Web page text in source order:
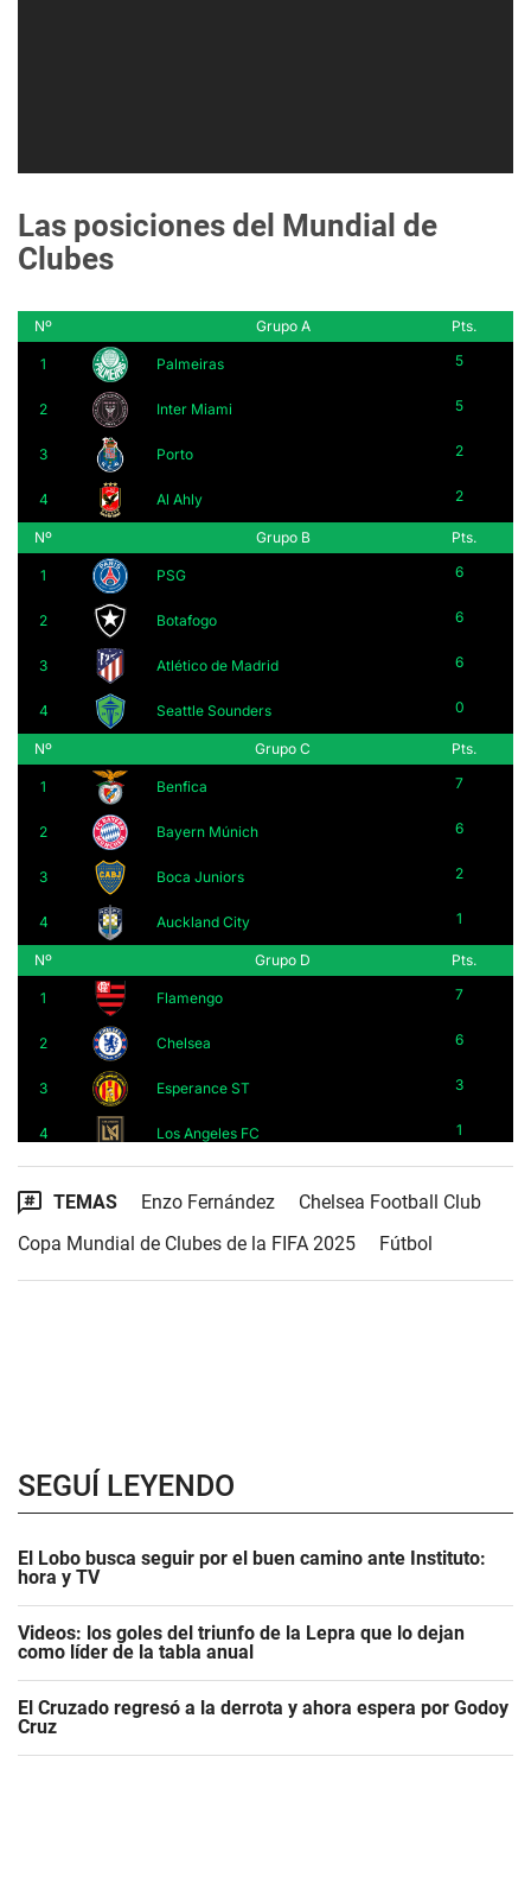
Las posiciones del Mundial de
Clubes
TEMAS Enzo Fernández
Chelsea Football Club
Copa Mundial de Clubes de la FIFA 2025
Fútbol
SEGUÍ LEYENDO
El Lobo busca seguir por el buen camino ante Instituto:
hora y TV
Videos: los goles del triunfo de la Lepra que lo dejan
como líder de la tabla anual
El Cruzado regresó a la derrota y ahora espera por Godoy
Cruz